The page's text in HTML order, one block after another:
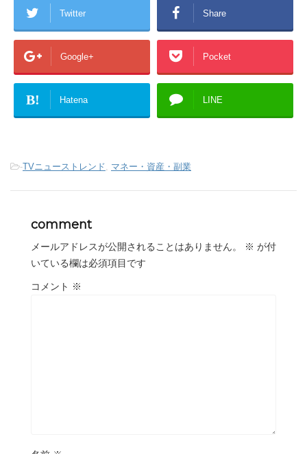
Twitter Share
Google+ Pocket
B! Hatena LINE
-TVニューストレンド, マネー・資産・副業
comment
メールアドレスが公開されることはありません。 ※ が付
いている欄は必須項目です
コメント ※